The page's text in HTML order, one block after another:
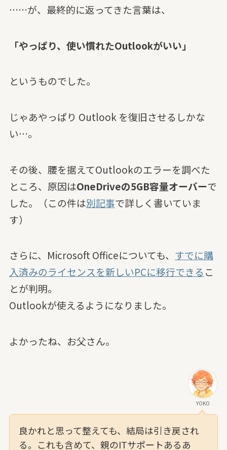
……が、最終的に返ってきた言葉は、
「やっぱり、使い慣れたOutlookがいい」
というものでした。
じゃあやっぱり Outlook を復旧させるしかな
い…。
その後、腰を据えてOutlookのエラーを調べた
ところ、原因はOneDriveの5GB容量オーバーで
した。（この件は別記事で詳しく書いていま
す）
さらに、Microsoft Officeについても、 すでに購
入済みのライセンスを新しいPCに移行できる こ
とが判明。
Outlookが使えるようになりました。
よかったね、お父さん。
YOKO
良かれと思って整えても、結局は引き戻され
る。これも含めて、親のITサポートあるあ